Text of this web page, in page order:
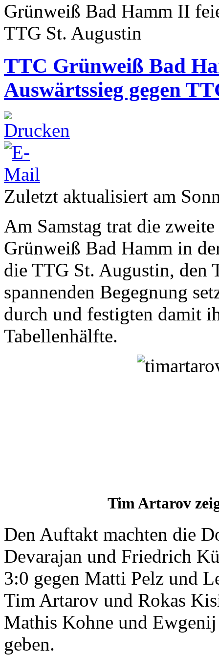
Grünweiß Bad Hamm II
TTG St. Augustin
TTC Grünweiß Bad
Auswärtssieg gegen
Zuletzt aktualisiert am
Am Samstag trat die
Grünweiß Bad Hamm in
die TTG St. Augustin, den
spannenden Begegnung
durch und festigten damit
Tabellenhälfte.
Tim Artarov
Den Auftakt machten die
Devarajan und Friedrich
3:0 gegen Matti Pelz und
Tim Artarov und Rokas
Mathis Kohne und
geben.